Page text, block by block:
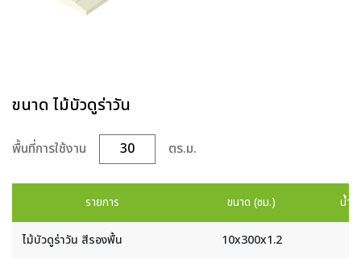
ขนาด ไม้บัวดูร่าวัน
พื้นที่การใช้งาน ตร.ม.
รายการ ขนาด (ซม.) น้ำ
ไม้บัวดูร่าวัน สีรองพื้น 10x300x1.2